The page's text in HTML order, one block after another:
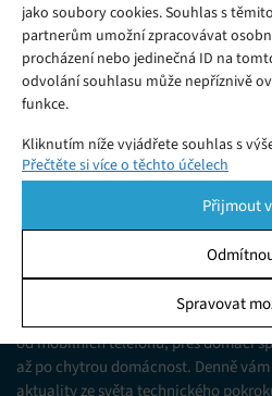
jako soubory cookies. Souhlas s
partnerům umožní zpracovávat
procházení nebo jedinečná ID na
odvolání souhlasu může nepříznivě
funkce.
Kliknutím níže vyjádřete souhlas s
podrobnější rozhodnutí. Vaše volby
pomocí přepínačů v Zásadách
Spravovat souhlas ve spodní části
Ukládání a/nebo přístup k
publiku prostřednictvím statistik
různých zdrojů.
Přečtěte si více o těchto účelech
Přijmout
Spravovat
celou řadu sportovních,
Jsme web zajímající se o
od mobilních telefonů, přes domácí
až po chytrou domácnost. Denně
aktuality ze světa technického